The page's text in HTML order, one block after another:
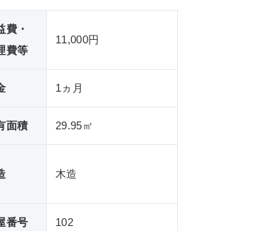
費・
費等
11,000円
1ヵ月
面積 29.95㎡
木造
番号 102